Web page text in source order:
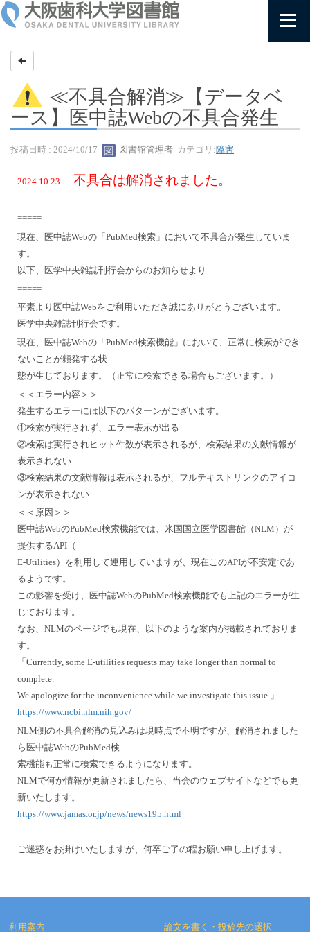
≪不具合解消≫【データベ
ース】医中誌Webの不具合発生
投稿日時 : 2024/10/17 図書館管理者 カテゴリ:障害
2024.10.23 不具合は解消されました。
=====
現在、医中誌Webの「PubMed検索」において不具合が発生していま
す。
以下、医学中央雑誌刊行会からのお知らせより
=====
平素より医中誌Webをご利用いただき誠にありがとうございます。
医学中央雑誌刊行会です。
現在、医中誌Webの「PubMed検索機能」において、正常に検索ができ
ないことが頻発する状
態が生じております。（正常に検索できる場合もございます。）
＜＜エラー内容＞＞
発生するエラーには以下のパターンがございます。
①検索が実行されず、エラー表示が出る
②検索は実行されヒット件数が表示されるが、検索結果の文献情報が
表示されない
③検索結果の文献情報は表示されるが、フルテキストリンクのアイコ
ンが表示されない
＜＜原因＞＞
医中誌WebのPubMed検索機能では、米国国立医学図書館（NLM）が
提供するAPI（
E-Utilities）を利用して運用していますが、現在このAPIが不安定であ
るようです。
この影響を受け、医中誌WebのPubMed検索機能でも上記のエラーが生
じております。
なお、NLMのページでも現在、以下のような案内が掲載されておりま
す。
「Currently, some E-utilities requests may take longer than normal to
complete.
We apologize for the inconvenience while we investigate this issue.」
https://www.ncbi.nlm.nih.gov/
NLM側の不具合解消の見込みは現時点で不明ですが、解消されました
ら医中誌WebのPubMed検
索機能も正常に検索できるようになります。
NLMで何か情報が更新されましたら、当会のウェブサイトなどでも更
新いたします。
https://www.jamas.or.jp/news/news195.html
ご迷惑をお掛けいたしますが、何卒ご了の程お願い申し上げます。
利用案内 論文を書く・投稿先の選択